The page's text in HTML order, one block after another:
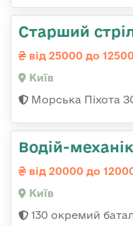
Стаpший
від 25000 до
Київ
Морська Піхота
Водій-
від 20000 до
Київ
130 окремий